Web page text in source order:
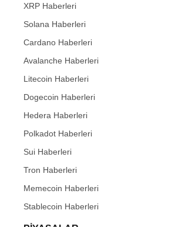
XRP Haberleri
Solana Haberleri
Cardano Haberleri
Avalanche Haberleri
Litecoin Haberleri
Dogecoin Haberleri
Hedera Haberleri
Polkadot Haberleri
Sui Haberleri
Tron Haberleri
Memecoin Haberleri
Stablecoin Haberleri